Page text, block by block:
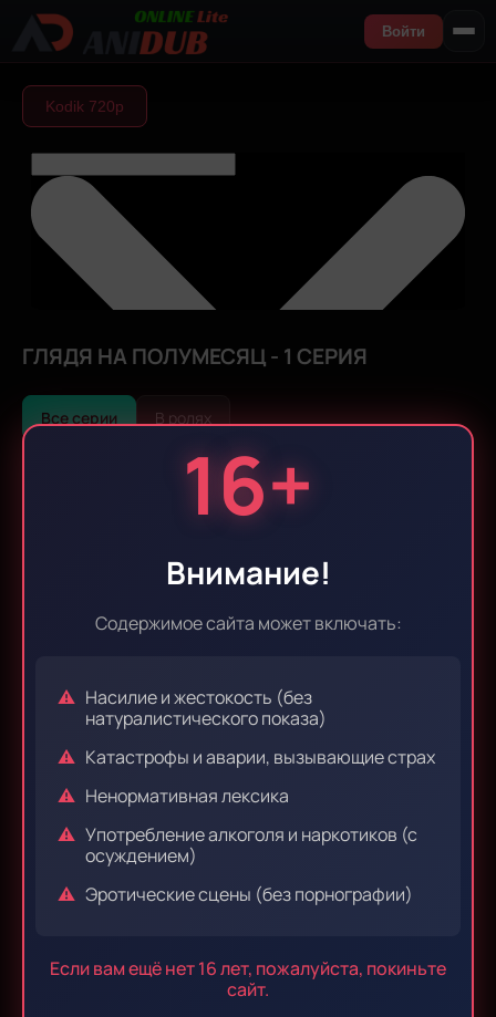
16+
Внимание!
Содержимое сайта может включать:
Насилие и жестокость (без
натуралистического показа)
Катастрофы и аварии, вызывающие страх
Ненормативная лексика
Употребление алкоголя и наркотиков (с
осуждением)
Эротические сцены (без порнографии)
Если вам ещё нет 16 лет, пожалуйста, покиньте
сайт.
Войти
Kodik 720р
ГЛЯДЯ НА ПОЛУМЕСЯЦ - 1 СЕРИЯ
Все серии В ролях
Эпизод 2
Эпизод 3 Эпизод 4
0 комментариев